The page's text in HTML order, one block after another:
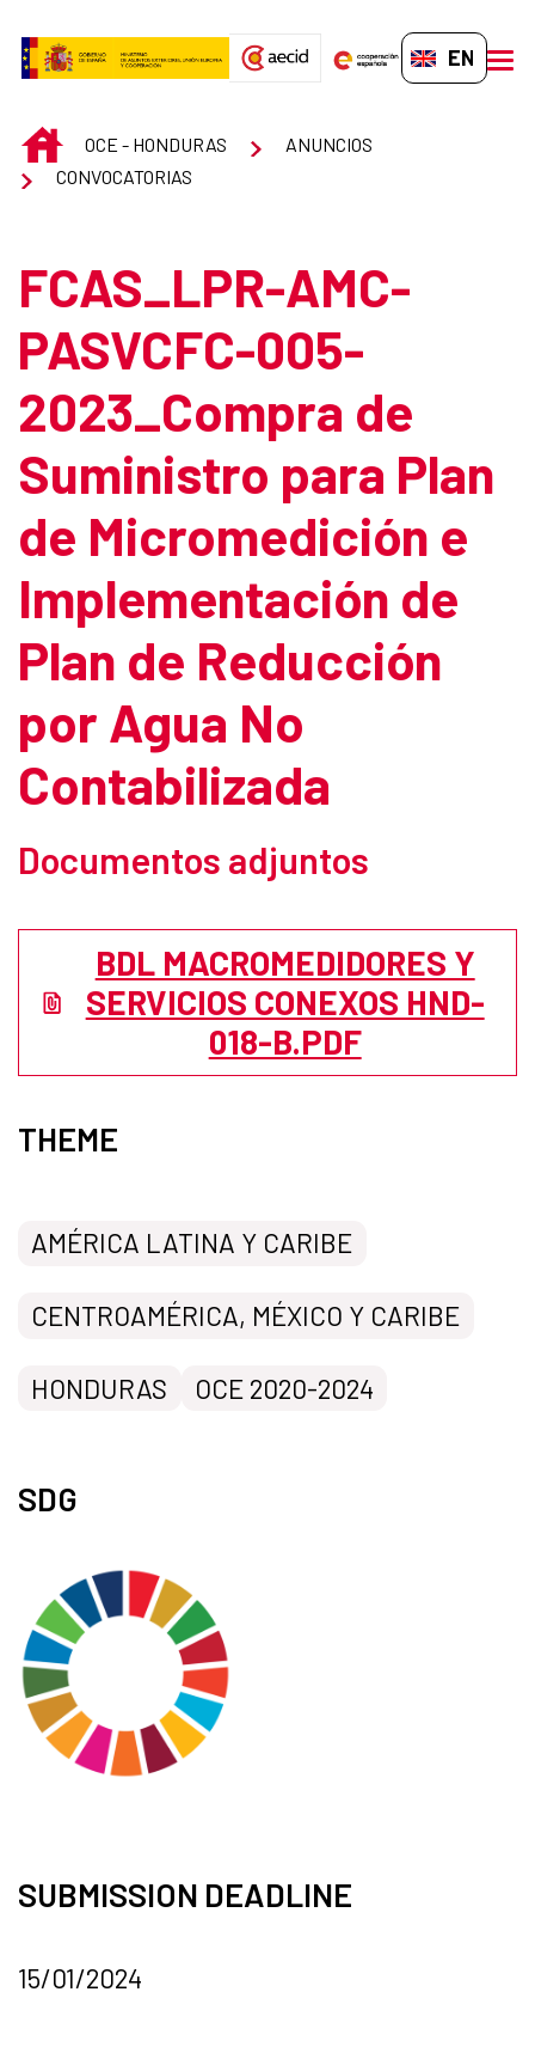
EN-GB
INICIOOCE - HONDURAS
ANUNCIOS
CONVOCATORIAS
FCAS_LPR-AMC-
PASVCFC-005-
2023_Compra de
Suministro para Plan
de Micromedición e
Implementación de
Plan de Reducción
por Agua No
Contabilizada
Documentos adjuntos
BDL MACROMEDIDORES Y
SERVICIOS CONEXOS HND-
018-B.PDF
THEME
AMÉRICA LATINA Y CARIBE
CENTROAMÉRICA, MÉXICO Y CARIBE
HONDURAS OCE 2020-2024
SDG
SUBMISSION DEADLINE
15/01/2024